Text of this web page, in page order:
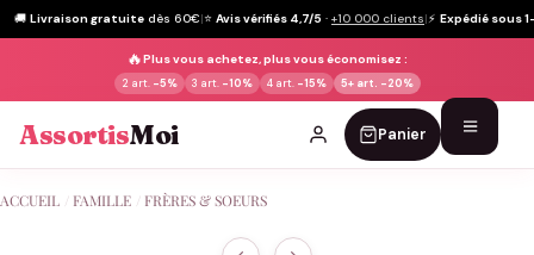
🚚 Livraison gratuite dès 60€|⭐ Avis vérifiés 4,7/5 · +10 000 clients|⚡ Expédié sous
🔥Plus vous achetez, plus vous économisez :
2 art. -5% 3 art. -10% 4 art. -15% 5+ art. -20%
AssortisMoi Panier
au
ACCUEIL FAMILLE FRÈRES & SOEURS